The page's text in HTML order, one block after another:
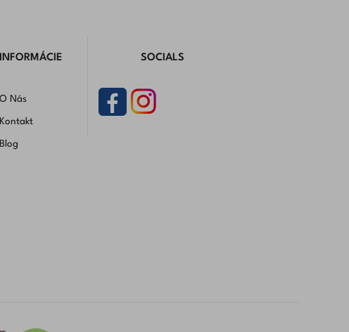
INFORMÁCIE
O Nás
Kontakt
Blog
SOCIALS